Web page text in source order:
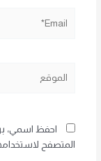
احفظ اسمي،
المتصفح